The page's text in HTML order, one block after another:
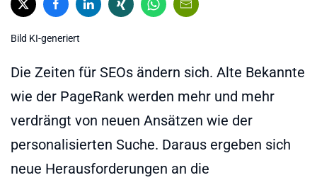
Bild KI-generiert
Die Zeiten für SEOs ändern sich. Alte Bekannte
wie der PageRank werden mehr und mehr
verdrängt von neuen Ansätzen wie der
personalisierten Suche. Daraus ergeben sich
neue Herausforderungen an die